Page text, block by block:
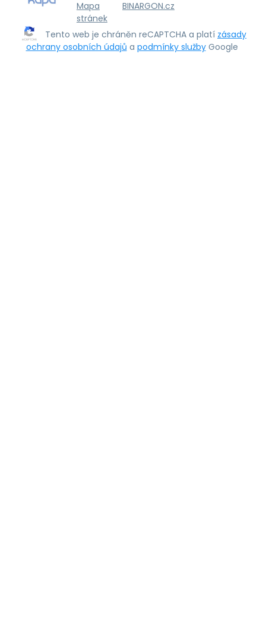
Mapa
stránek
BINARGON.cz
Tento web je chráněn reCAPTCHA a platí zásady
ochrany osobních údajů a podmínky služby Google